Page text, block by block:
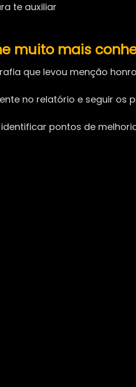
te auxiliar
muito mais
que levou menção
no relatório e seguir os
identificar pontos de